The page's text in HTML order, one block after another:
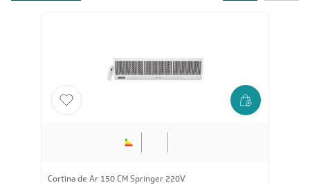
Cortina de Ar 150 CM Springer 220V